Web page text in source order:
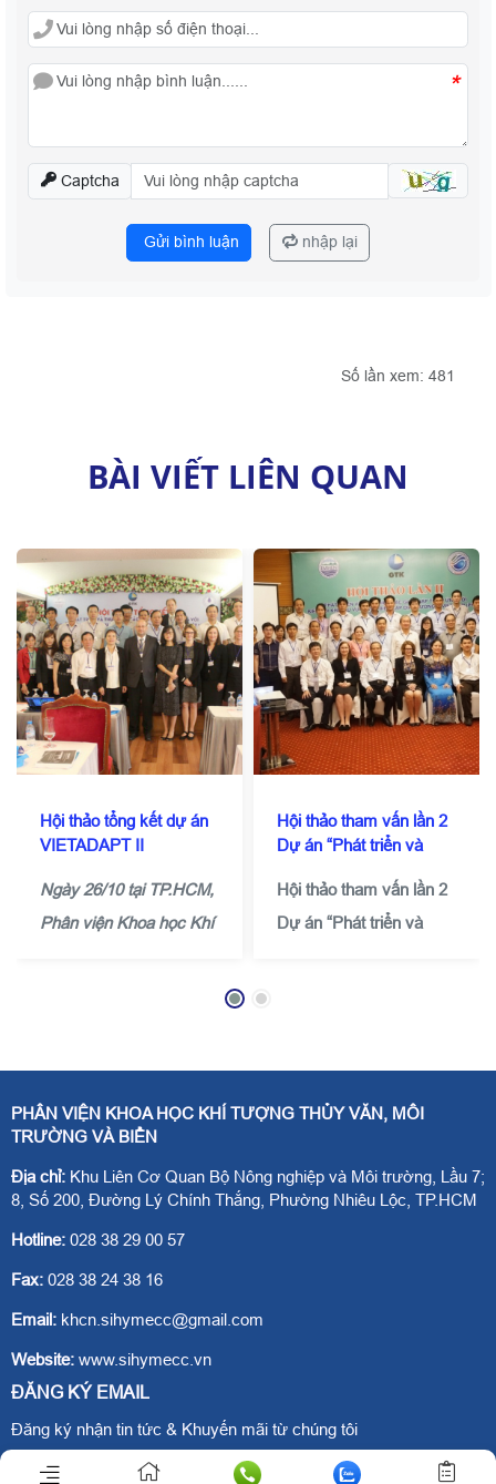
*
Captcha
Gửi bình luận nhập lại
Số lần xem: 481
BÀI VIẾT LIÊN QUAN
Hội thảo tổng kết dự án
VIETADAPT II
Ngày 26/10 tại TP.HCM,
Phân viện Khoa học Khí
phối hợp với Cục Địa
Hội thảo tổng kết dự án
với BĐKH cấp địa
phương tại các vùng
ven biển Việt Nam”
(VIETADAPT II).
Hội thảo tham vấn lần 2
Dự án “Phát triển và
thích ứng với biến đổi
khí hậu khu vực ven
Hội thảo tham vấn lần 2
Dự án “Phát triển và
II), Thanh Hóa
PHÂN VIỆN KHOA HỌC KHÍ TƯỢNG THỦY VĂN, MÔI
TRƯỜNG VÀ BIỂN
Địa chỉ: Khu Liên Cơ Quan Bộ Nông nghiệp và Môi trường, Lầu 7;
8, Số 200, Đường Lý Chính Thắng, Phường Nhiêu Lộc, TP.HCM
Hotline: 028 38 29 00 57
Fax: 028 38 24 38 16
Email: khcn.sihymecc@gmail.com
Website: www.sihymecc.vn
ĐĂNG KÝ EMAIL
Đăng ký nhận tin tức & Khuyến mãi từ chúng tôi